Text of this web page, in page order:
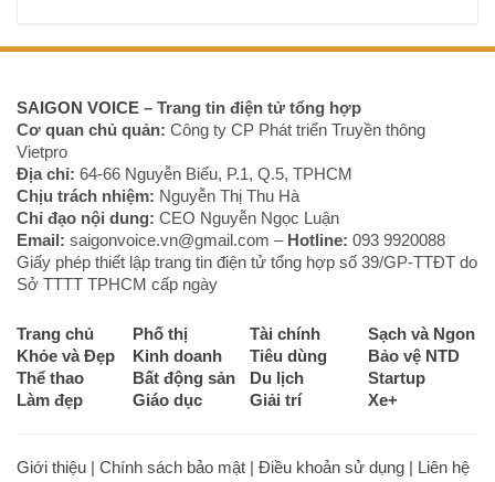
SAIGON VOICE – Trang tin điện tử tổng hợp
Cơ quan chủ quản: Công ty CP Phát triển Truyền thông
Vietpro
Địa chỉ: 64-66 Nguyễn Biểu, P.1, Q.5, TPHCM
Chịu trách nhiệm: Nguyễn Thị Thu Hà
Chỉ đạo nội dung: CEO Nguyễn Ngọc Luận
Email: saigonvoice.vn@gmail.com – Hotline: 093 9920088‬
Giấy phép thiết lập trang tin điện tử tổng hợp số 39/GP-TTĐT do
Sở TTTT TPHCM cấp ngày
Trang chủ Phố thị Tài chính
Sạch và Ngon
Khỏe và Đẹp
Kinh doanh Tiêu dùng
Bảo vệ NTD
Thể thao
Bất động sản Du lịch
Startup
Làm đẹp
Giáo dục Giải trí Xe+
Giới thiệu | Chính sách bảo mật | Điều khoản sử dụng | Liên hệ